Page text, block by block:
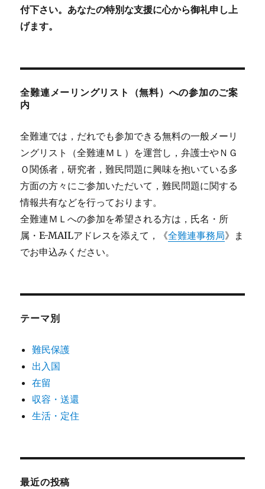
付下さい。あなたの特別な支援に心から御礼申し上
げます。
全難連メーリングリスト（無料）への参加のご案
内
全難連では，だれでも参加できる無料の一般メーリ
ングリスト（全難連ＭＬ）を運営し，弁護士やＮＧ
Ｏ関係者，研究者，難民問題に興味を抱いている多
方面の方々にご参加いただいて，難民問題に関する
情報共有などを行っております。
全難連ＭＬへの参加を希望される方は，氏名・所
属・E-MAILアドレスを添えて，《全難連事務局》ま
でお申込みください。
テーマ別
難民保護
出入国
在留
収容・送還
生活・定住
最近の投稿